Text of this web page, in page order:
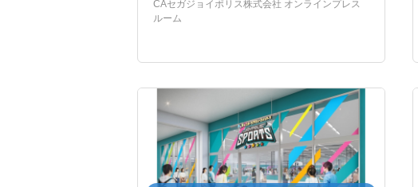
CAセガジョイポリス株式会社 オンラインプレス
ルーム